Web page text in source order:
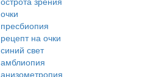
очки
пресбиопия
рецепт на очки
синий свет
амблиопия
анизометропия